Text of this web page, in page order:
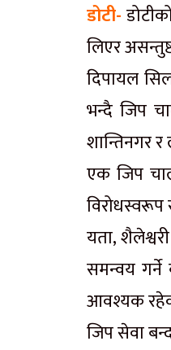
डोटी-
लिएर
दिपायल
भन्दै जिप
शान्तिनगर
एक जिप
विरोधस्वरूप
यता,
समन्वय
आवश्यक
जिप सेवा